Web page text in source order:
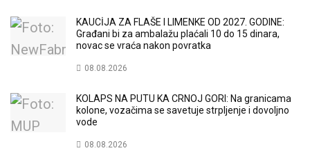
KAUCİJA ZA FLAŠE I LIMENKE OD 2027. GODINE:
Građani bi za ambalažu plaćali 10 do 15 dinara,
novac se vraća nakon povratka
08.08.2026
KOLAPS NA PUTU KA CRNOJ GORI: Na granicama
kolone, vozačima se savetuje strpljenje i dovoljno
vode
08.08.2026